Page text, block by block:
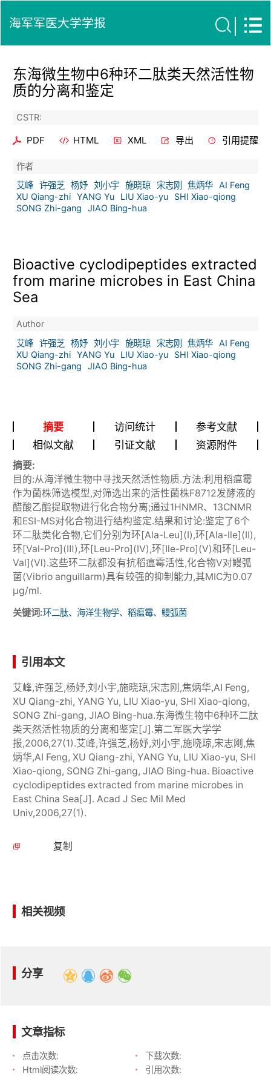
海军军医大学学报
东海微生物中6种环二肽类天然活性物
质的分离和鉴定
CSTR:
PDF HTML XML 导出 引用提醒
作者
艾峰 许强芝 杨妤 刘小宇 施晓琼 宋志刚 焦炳华
AI Feng
XU Qiang-zhi YANG Yu LIU Xiao-yu
SHI Xiao-qiong
SONG Zhi-gang
JIAO Bing-hua
Bioactive cyclodipeptides extracted
from marine microbes in East China
Sea
Author
艾峰 许强芝 杨妤 刘小宇 施晓琼 宋志刚 焦炳华
AI Feng
XU Qiang-zhi YANG Yu LIU Xiao-yu
SHI Xiao-qiong
SONG Zhi-gang
JIAO Bing-hua
摘要 访问统计
参考文献
相似文献
引证文献 资源附件
摘要:
目的:从海洋微生物中寻找天然活性物质.方法:利用稻瘟霉
作为菌株筛选模型,对筛选出来的活性菌株F8712发酵液的
醋酸乙酯提取物进行化合物分离;通过1HNMR、13CNMR
和ESI-MS对化合物进行结构鉴定.结果和讨论:鉴定了6个
环二肽类化合物,它们分别为环[Ala-Leu](Ⅰ),环[Ala-Ile](Ⅱ),
环[Val-Pro](Ⅲ),环[Leu-Pro](Ⅳ),环[Ile-Pro](Ⅴ)和环[Leu-
Val](Ⅵ).这些环二肽都没有抗稻瘟霉活性,化合物Ⅴ对鳗弧
菌(Vibrio anguillarm)具有较强的抑制能力,其MIC为0.07
μg/ml.
关键词:环二肽、海洋生物学、稻瘟霉、鳗弧菌
引用本文
艾峰,许强芝,杨妤,刘小宇,施晓琼,宋志刚,焦炳华,AI Feng,
XU Qiang-zhi, YANG Yu, LIU Xiao-yu, SHI Xiao-qiong,
SONG Zhi-gang, JIAO Bing-hua.东海微生物中6种环二肽
类天然活性物质的分离和鉴定[J].第二军医大学学
报,2006,27(1).艾峰,许强芝,杨妤,刘小宇,施晓琼,宋志刚,焦
炳华,AI Feng, XU Qiang-zhi, YANG Yu, LIU Xiao-yu, SHI
Xiao-qiong, SONG Zhi-gang, JIAO Bing-hua. Bioactive
cyclodipeptides extracted from marine microbes in
East China Sea[J]. Acad J Sec Mil Med
Univ,2006,27(1).
复制
相关视频
分享
文章指标
点击次数:
下载次数:
Html阅读次数:
引用次数: